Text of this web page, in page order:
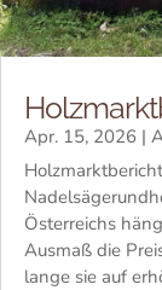
Apr. 15, 2026 |
Österreichs
Ausmaß die
lange sie auf